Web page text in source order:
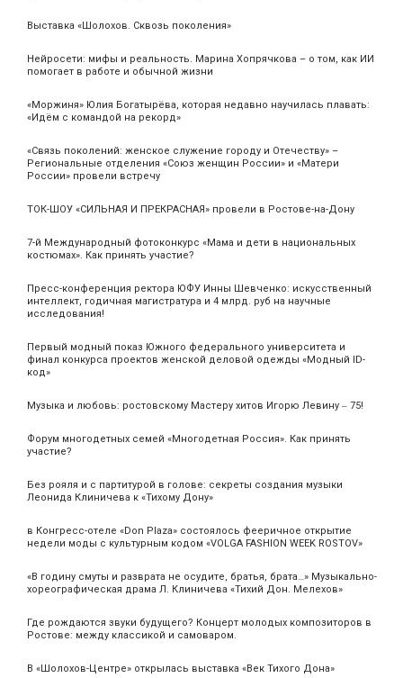
Выставка «Шолохов. Сквозь поколения»
Нейросети: мифы и реальность. Марина Хопрячкова – о том, как ИИ
помогает в работе и обычной жизни
«Моржиня» Юлия Богатырёва, которая недавно научилась плавать:
«Идём с командой на рекорд»
«Связь поколений: женское служение городу и Отечеству» –
Региональные отделения «Союз женщин России» и «Матери
России» провели встречу
ТОК-ШОУ «СИЛЬНАЯ И ПРЕКРАСНАЯ» провели в Ростове-на-Дону
7-й Международный фотоконкурс «Мама и дети в национальных
костюмах». Как принять участие?
Пресс-конференция ректора ЮФУ Инны Шевченко: искусственный
интеллект, годичная магистратура и 4 млрд. руб на научные
исследования!
Первый модный показ Южного федерального университета и
финал конкурса проектов женской деловой одежды «Модный ID-
код»
Музыка и любовь: ростовскому Мастеру хитов Игорю Левину ‒ 75!
Форум многодетных семей «Многодетная Россия». Как принять
участие?
Без рояля и с партитурой в голове: секреты создания музыки
Леонида Клиничева к «Тихому Дону»
в Конгресс-отеле «Don Plaza» состоялось фееричное открытие
недели моды с культурным кодом «VOLGA FASHION WEEK ROSTOV»
«В годину смуты и разврата не осудите, братья, брата…» Музыкально-
хореографическая драма Л. Клиничева «Тихий Дон. Мелехов»
Где рождаются звуки будущего? Концерт молодых композиторов в
Ростове: между классикой и самоваром.
В «Шолохов-Центре» открылась выставка «Век Тихого Дона»